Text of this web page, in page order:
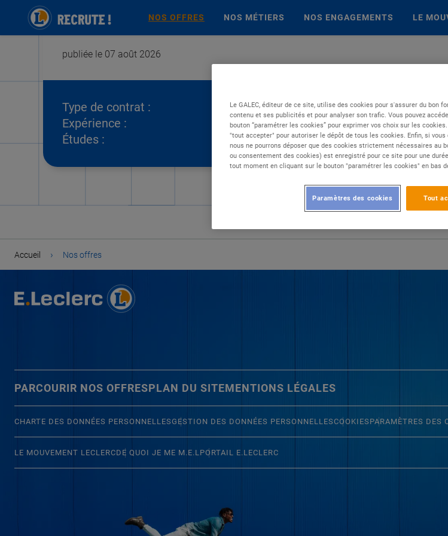
NOS OFFRES NOS MÉTIERS NOS ENGAGEMENTS LE
publiée le 07 août 2026
Type de contrat :
Expérience :
Études :
Accueil › Nos offres
PARCOURIR NOS OFFRESPLAN DU SITEMENTIONS LÉGALES
CHARTE DES DONNÉES PERSONNELLESGESTION DES DONNÉES PERSONNELLESCOOKIES PARAMÈTRES DES
LE MOUVEMENT LECLERCDE QUOI JE ME M.E.LPORTAIL E.LECLERC
Le GALEC, éditeur de ce site, utilise des cookies pour s'assurer du bon
contenu et ses publicités et pour analyser son trafic. Vous pouvez
bouton “paramétrer les cookies” pour exprimer vos choix sur les
"tout accepter" pour autoriser le dépôt de tous les cookies. Enfin, si
nous ne pourrons déposer que des cookies strictement nécessaires au
ou consentement des cookies) est enregistré pour ce site pour une
tout moment en cliquant sur le bouton "paramétrer les cookies" en bas
Tout
Paramètres des cookies